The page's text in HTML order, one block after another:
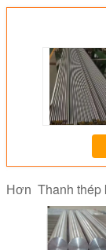
Hơn Thanh thép